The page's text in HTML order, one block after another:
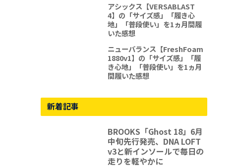
アシックス【VERSABLAST
4】の「サイズ感」「履き心
地」「普段使い」を1ヵ月間履
いた感想
ニューバランス【FreshFoam
1880v1】の「サイズ感」「履
き心地」「普段使い」を1ヵ月
間履いた感想
新着記事
BROOKS「Ghost 18」6月
中旬先行発売、DNA LOFT
v3と新インソールで毎日の
走りを軽やかに